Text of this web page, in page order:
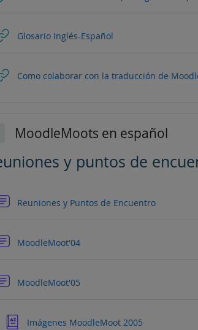
Glosario Inglés-EspañolURL
Como colaborar con la traducción de
MoodleMoots en español
y puntos de
Reuniones y Puntos de Encuentro
MoodleMoot'04
MoodleMoot'05
Imágenes MoodleMoot 2005Glosario